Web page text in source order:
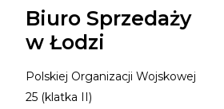
Biuro Sprzedaży
w Łodzi
Polskiej Organizacji Wojskowej
25 (klatka II)